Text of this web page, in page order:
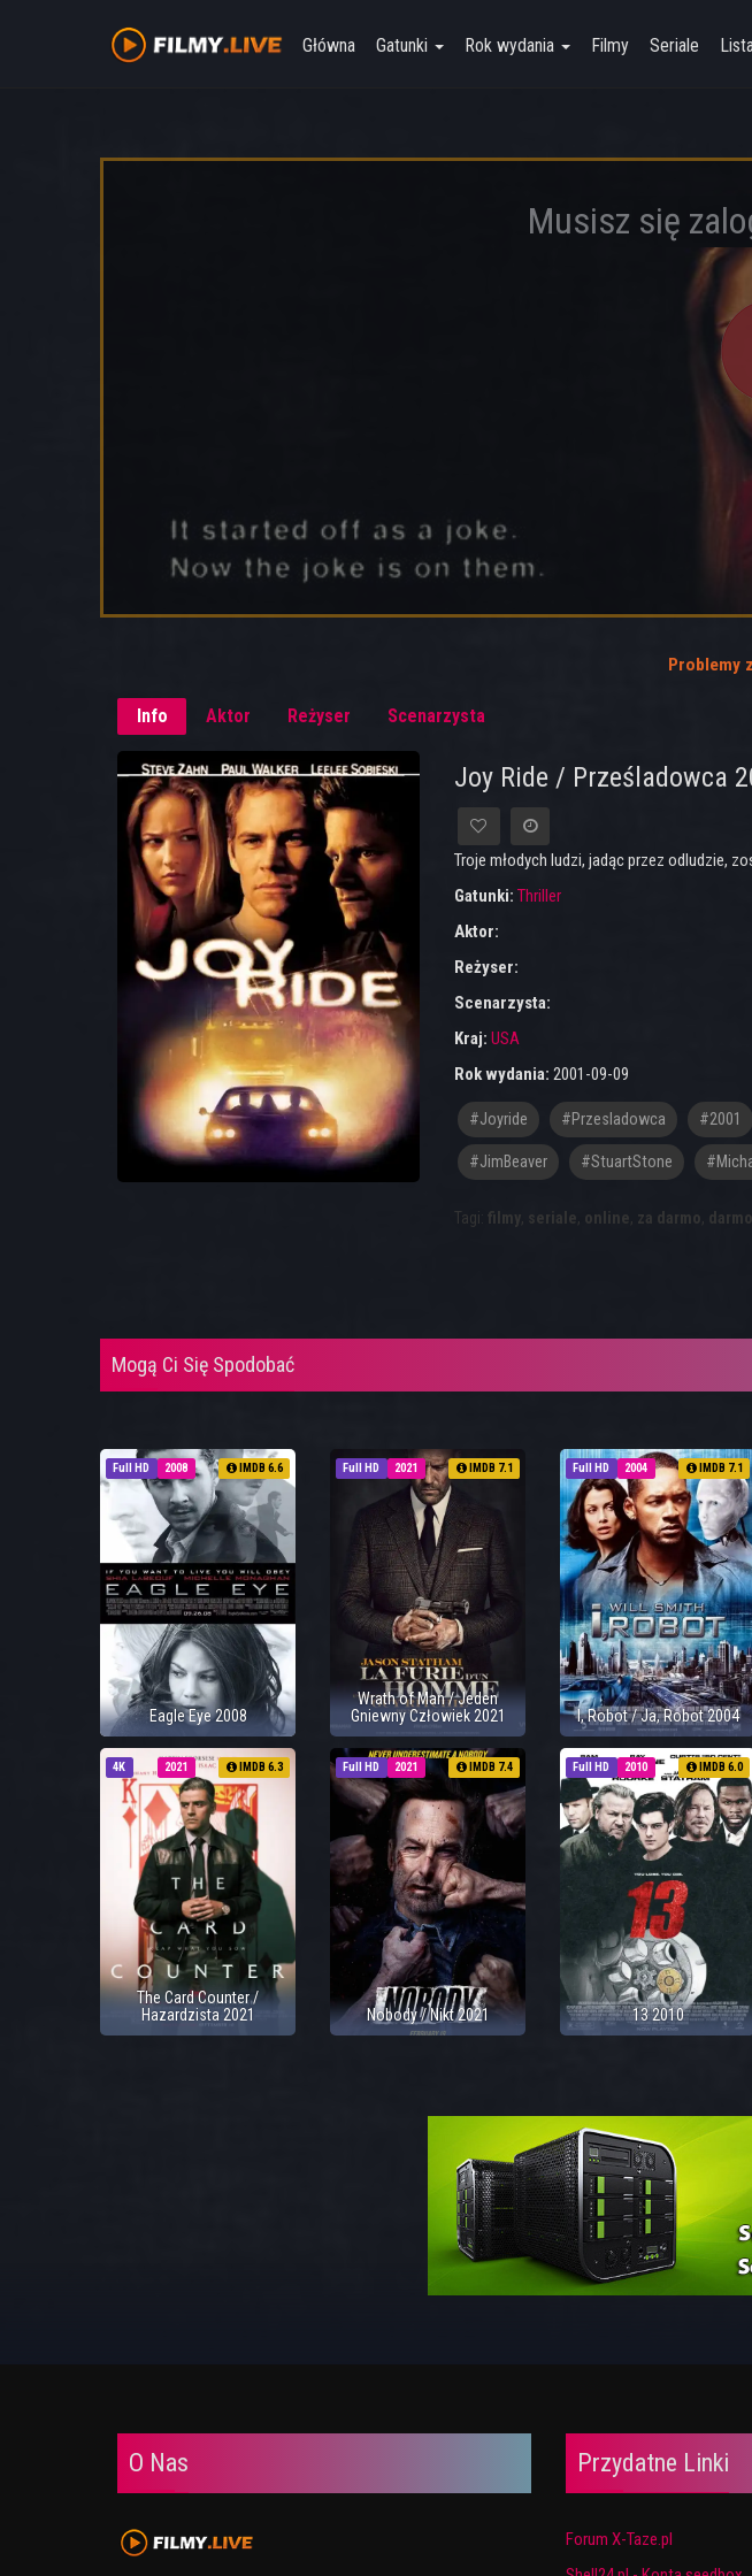
Główna Gatunki Rok wydania Filmy Seriale
Musisz się
Problemy
Info Aktor Reżyser Scenarzysta
Joy Ride / Prześladowca
Troje młodych ludzi, jadąc przez odludzie,
Gatunki: Thriller
Aktor:
Reżyser:
Scenarzysta:
Kraj: USA
Rok wydania: 2001-09-09
#joyride #przesladowca #2001
#JimBeaver #StuartStone
Tagi: filmy, seriale, online, za darmo,
Mogą Ci Się Spodobać
Full HD 2008 IMDB 6.6
Eagle Eye 2008
Full HD 2021 IMDB 7.1
Wrath of Man / Jeden
Gniewny Człowiek 2021
Full HD 2004 IMDB 7.1
I, Robot / Ja, Robot 2004
4K 2021 IMDB 6.3
The Card Counter /
Hazardzista 2021
Full HD 2021 IMDB 7.4
Nobody / Nikt 2021
Full HD 2010 IMDB 6.0
13 2010
O Nas Przydatne Linki
Forum X-Taze.pl